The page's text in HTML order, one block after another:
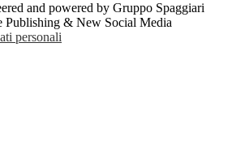
and powered by Gruppo Spaggiari
Publishing & New Social Media
personali